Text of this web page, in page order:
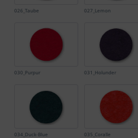
026_Taube 027_Lemon
030_Purpur 031_Holunder
034_Duck-Blue 035_Coralle